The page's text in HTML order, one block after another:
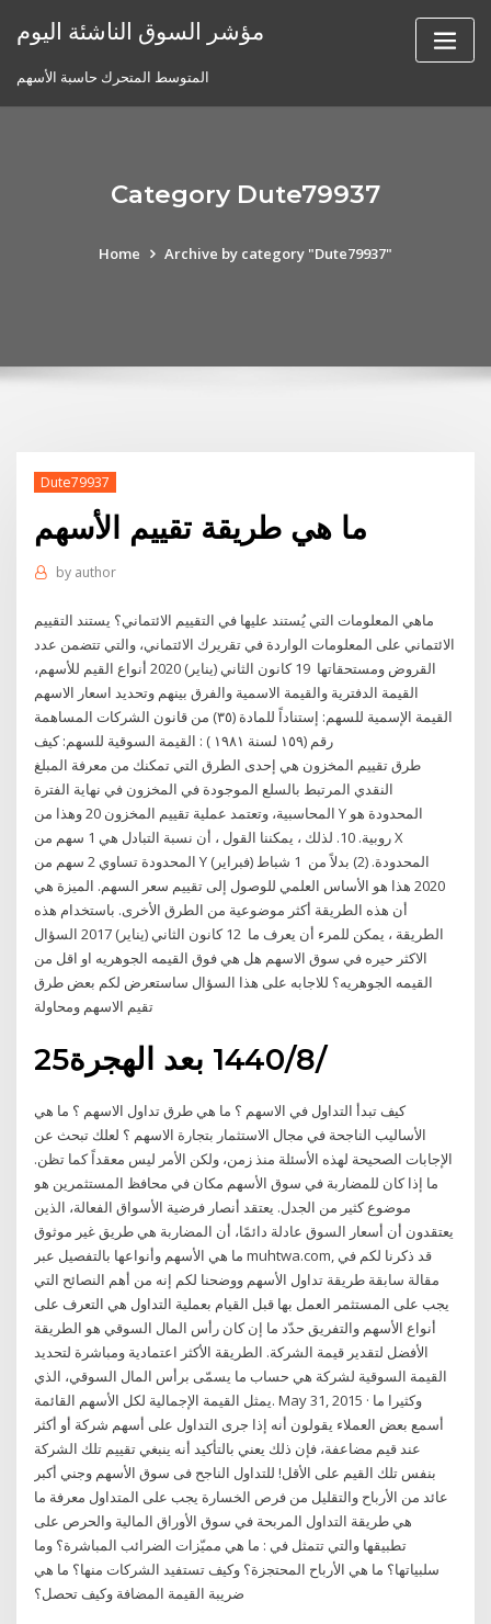
مؤشر السوق الناشئة اليوم
المتوسط ​​المتحرك حاسبة الأسهم
Category Dute79937
Home Archive by category "Dute79937"
Dute79937
ما هي طريقة تقييم الأسهم
by author
ماهي المعلومات التي يُستند عليها في التقييم الائتماني؟ يستند التقييم
الائتماني على المعلومات الواردة في تقريرك الائتماني، والتي تتضمن عدد
القروض ومستحقاتها 19 كانون الثاني (يناير) 2020 أنواع القيم للأسهم،
القيمة الدفترية والقيمة الاسمية والفرق بينهم وتحديد اسعار الاسهم
القيمة الإسمية للسهم: إستناداً للمادة (٣٥) من قانون الشركات المساهمة
رقم (١٥٩ لسنة ١٩٨١ ) : القيمة السوقية للسهم: كيف
طرق تقييم المخزون هي إحدى الطرق التي تمكنك من معرفة المبلغ
النقدي المرتبط بالسلع الموجودة في المخزون في نهاية الفترة
المحاسبية، وتعتمد عملية تقييم المخزون 20 وهذا من Y المحدودة هو
روبية. 10. لذلك ، يمكننا القول ، أن نسبة التبادل هي 1 سهم من X
المحدودة تساوي 2 سهم من Y المحدودة. (2) بدلاً من 1 شباط (فبراير)
2020 هذا هو الأساس العلمي للوصول إلى تقييم سعر السهم. الميزة هي
أن هذه الطريقة أكثر موضوعية من الطرق الأخرى. باستخدام هذه
الطريقة ، يمكن للمرء أن يعرف ما 12 كانون الثاني (يناير) 2017 السؤال
الاكثر حيره في سوق الاسهم هل هي فوق القيمه الجوهريه او اقل من
القيمه الجوهريه؟ للاجابه على هذا السؤال ساستعرض لكم بعض طرق
25‏‏/8‏‏/1440 بعد الهجرة
كيف تبدأ التداول في الاسهم ؟ ما هي طرق تداول الاسهم ؟ ما هي
الأساليب الناجحة في مجال الاستثمار بتجارة الاسهم ؟ لعلك تبحث عن
الإجابات الصحيحة لهذه الأسئلة منذ زمن، ولكن الأمر ليس معقداً كما تظن.
ما إذا كان للمضاربة في سوق الأسهم مكان في محافظ المستثمرين هو
موضوع كثير من الجدل. يعتقد أنصار فرضية الأسواق الفعالة، الذين
يعتقدون أن أسعار السوق عادلة دائمًا، أن المضاربة هي طريق غير موثوق
ما هي الأسهم وأنواعها بالتفصيل عبر muhtwa.com, قد ذكرنا لكم في
مقالة سابقة طريقة تداول الأسهم ووضحنا لكم إنه من أهم النصائح التي
يجب على المستثمر العمل بها قبل القيام بعملية التداول هي التعرف على
أنواع الأسهم والتفريق حدّد ما إن كان رأس المال السوقي هو الطريقة
الأفضل لتقدير قيمة الشركة. الطريقة الأكثر اعتمادية ومباشرة لتحديد
القيمة السوقية لشركة هي حساب ما يسمّى برأس المال السوقي، الذي
يمثل القيمة الإجمالية لكل الأسهم القائمة. May 31, 2015 · وكثيرا ما
أسمع بعض العملاء يقولون أنه إذا جرى التداول على أسهم شركة أو أكثر
عند قيم مضاعفة، فإن ذلك يعني بالتأكيد أنه ينبغي تقييم تلك الشركة
بنفس تلك القيم على الأقل! للتداول الناجح فى سوق الأسهم وجني أكبر
عائد من الأرباح والتقليل من فرص الخسارة يجب على المتداول معرفة ما
هي طريقة التداول المربحة في سوق الأوراق المالية والحرص على
تطبيقها والتي تتمثل في : ما هي مميّزات الضرائب المباشرة؟ وما
سلبياتها؟ ما هي الأرباح المحتجزة؟ وكيف تستفيد الشركات منها؟ ما هي
ضريبة القيمة المضافة وكيف تحصل؟